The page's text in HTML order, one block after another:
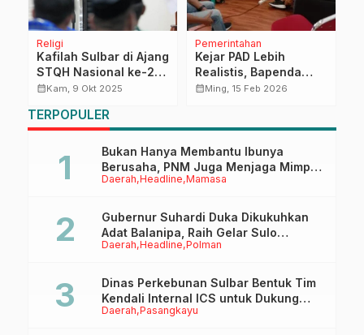
Religi
Kafilah Sulbar di Ajang
STQH Nasional ke-28
Menuju Sultra,
Siap Jadi Tuan Rumah
STQH 2028
Mendatang!
calendar_monthKam, 9 Okt 2025
Pemerintahan
Kejar PAD Lebih
Realistis, Bapenda
Sulbar Mantapkan
Retribusi Daerah
Hingga 2027
calendar_monthMing, 15 Feb 2026
TERPOPULER
Daerah Headline Mamasa
Bukan Hanya Membantu Ibunya
Berusaha, PNM Juga Menjaga Mimpi
Anaknya Untuk Menggapai Cita-Cita
Daerah Headline Polman
Gubernur Suhardi Duka Dikukuhkan
Adat Balanipa, Raih Gelar Sulo
Tappidena
Daerah Pasangkayu
Dinas Perkebunan Sulbar Bentuk Tim
Kendali Internal ICS untuk Dukung
Sertifikasi ISPO Pekebun di